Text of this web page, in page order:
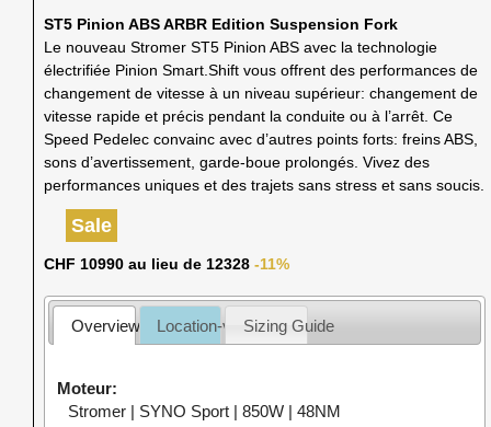
ST5 Pinion ABS ARBR Edition Suspension Fork
Le nouveau Stromer ST5 Pinion ABS avec la technologie
électrifiée Pinion Smart.Shift vous offrent des performances de
changement de vitesse à un niveau supérieur: changement de
vitesse rapide et précis pendant la conduite ou à l’arrêt. Ce
Speed Pedelec convainc avec d’autres points forts: freins ABS,
sons d’avertissement, garde-boue prolongés. Vivez des
performances uniques et des trajets sans stress et sans soucis.
Sale
CHF 10990 au lieu de 12328 -11%
Overview Location-venteSizing Guide
Moteur
Stromer | SYNO Sport | 850W | 48NM